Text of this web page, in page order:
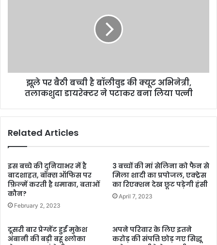
झूले पर बैठी बच्ची है बॉलीवुड की क्यूट अभिनेत्री,
तलाकशुदा डायरेक्टर ने पटाकर बना लिया पत्नी
Related Articles
इस बच्चे की दुनियाभर में है
बादशाहत, बॉक्स ऑफिस पर
फ़िल्में करती है धमाका, बताओं
कौन?
February 2, 2023
3 बच्चों की मां सेलिना को फैन से
मिला शादी का प्रपोजल, एक्ट्रेस
का रिएक्शन देख छूट पड़ेगी हंसी
April 7, 2023
दूसरी बार प्रेग्नेंट हुईं मुकेश
अंबानी की बड़ी बहू श्लोका
अपने परिवार के लिए इतने
करोड़ की संपत्ति छोड़ गए सिद्धू